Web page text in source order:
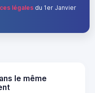
légalesdu 1er Janvier
le même